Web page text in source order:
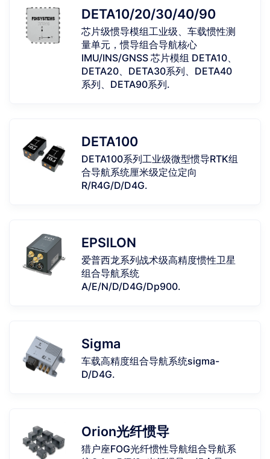
DETA10/20/30/40/90
芯片级惯导模组工业级、车载惯性测
量单元，惯导组合导航核心
IMU/INS/GNSS 芯片模组 DETA10、
DETA20、DETA30系列、DETA40
系列、DETA90系列.
DETA100
DETA100系列工业级微型惯导RTK组
合导航系统厘米级定位定向
R/R4G/D/D4G.
EPSILON
爱普西龙系列战术级高精度惯性卫星
组合导航系统
A/E/N/D/D4G/Dp900.
Sigma
车载高精度组合导航系统sigma-
D/D4G.
Orion光纤惯导
猎户座FOG光纤惯性导航组合导航系